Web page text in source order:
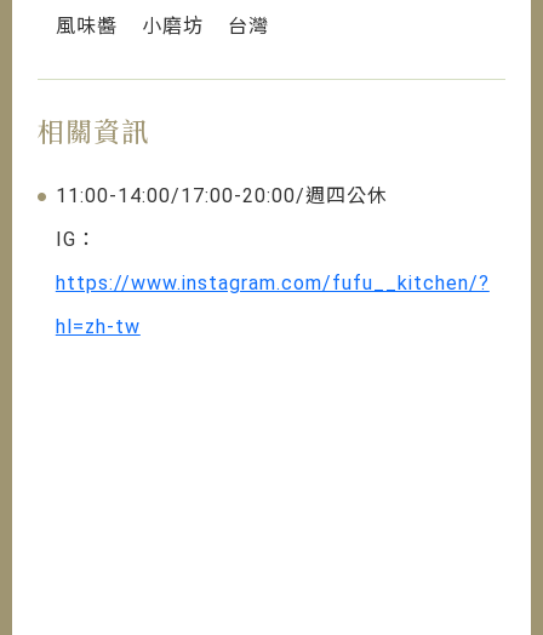
風味醬 小磨坊 台灣
相關資訊
11:00-14:00/17:00-20:00/週四公休
IG：
https://www.instagram.com/fufu__kitchen/?
hl=zh-tw